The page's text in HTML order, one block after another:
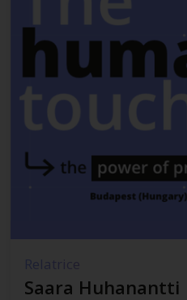
Relatrice
Saara Huhanantti